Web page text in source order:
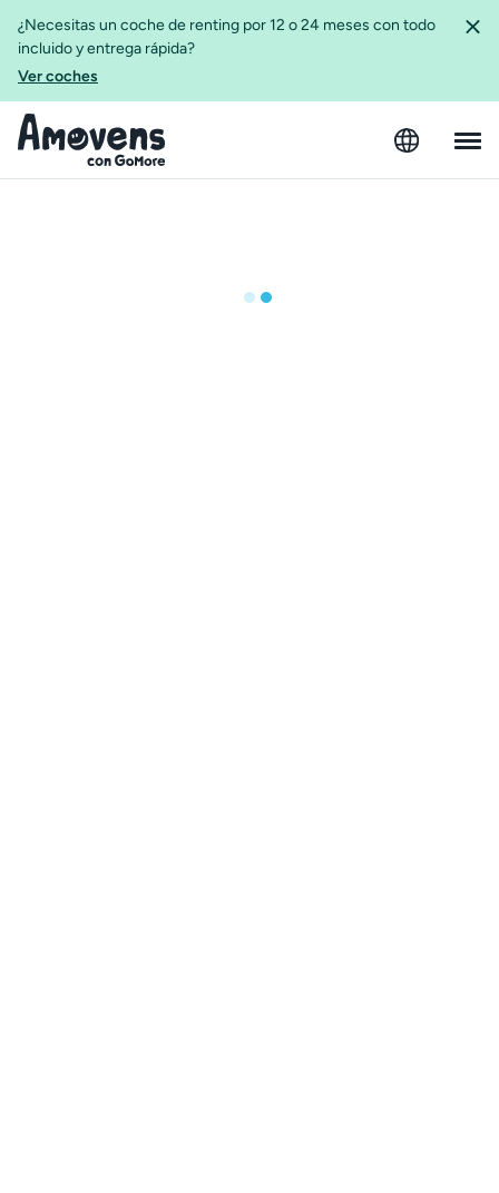
¿Necesitas un coche de renting por 12 o 24 meses con todo
incluido y entrega rápida?
Ver coches